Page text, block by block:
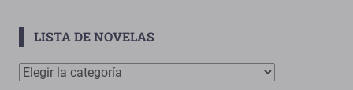
LISTA DE NOVELAS
Lista